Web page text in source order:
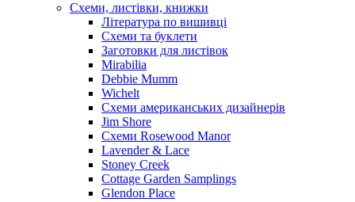
Схеми, листівки, книжки
Література по вишивці
Схеми та буклети
Заготовки для листівок
Mirabilia
Debbie Mumm
Wichelt
Схеми американських дизайнерів
Jim Shore
Cхеми Rosewood Manor
Lavender & Lace
Stoney Creek
Cottage Garden Samplings
Glendon Place